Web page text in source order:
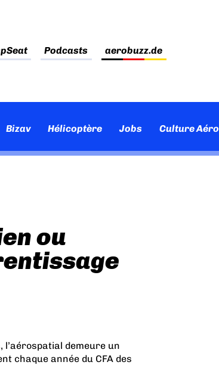
Podcasts aerobuzz.de
Bizav Hélicoptère Jobs Culture Aéro
ou
l’aérospatial demeure un
chaque année du CFA des